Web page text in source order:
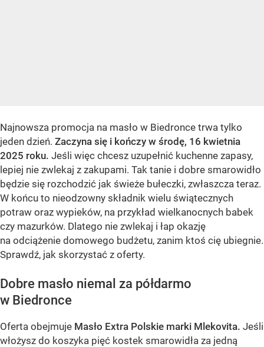
Najnowsza promocja na masło w Biedronce trwa tylko
jeden dzień. Zaczyna się i kończy w środę, 16 kwietnia
2025 roku. Jeśli więc chcesz uzupełnić kuchenne zapasy,
lepiej nie zwlekaj z zakupami. Tak tanie i dobre smarowidło
będzie się rozchodzić jak świeże bułeczki, zwłaszcza teraz.
W końcu to nieodzowny składnik wielu świątecznych
potraw oraz wypieków, na przykład wielkanocnych babek
czy mazurków. Dlatego nie zwlekaj i łap okazję
na odciążenie domowego budżetu, zanim ktoś cię ubiegnie.
Sprawdź, jak skorzystać z oferty.
Dobre masło niemal za półdarmo
w Biedronce
Oferta obejmuje Masło Extra Polskie marki Mlekovita. Jeśli
włożysz do koszyka pięć kostek smarowidła za jedną